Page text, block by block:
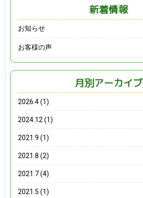
新着情報
お知らせ
お客様の声
月別アーカイブ
2026.4 (1)
2024.12 (1)
2021.9 (1)
2021.8 (2)
2021.7 (4)
2021.5 (1)